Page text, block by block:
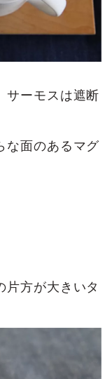
サーモスは遮断
面のあるマグ
片方が大きいタ